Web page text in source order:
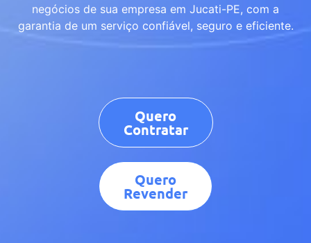
negócios de sua empresa em Jucati-PE, com a
garantia de um serviço confiável, seguro e eficiente.
Quero
Contratar
Quero
Revender